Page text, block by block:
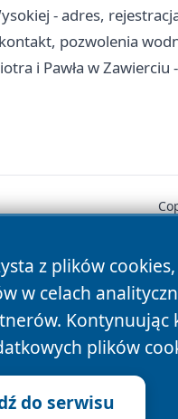
- adres,
pozwolenia
i Pawła w
z plików
w celach
Kontynuując
plików
do serwisu